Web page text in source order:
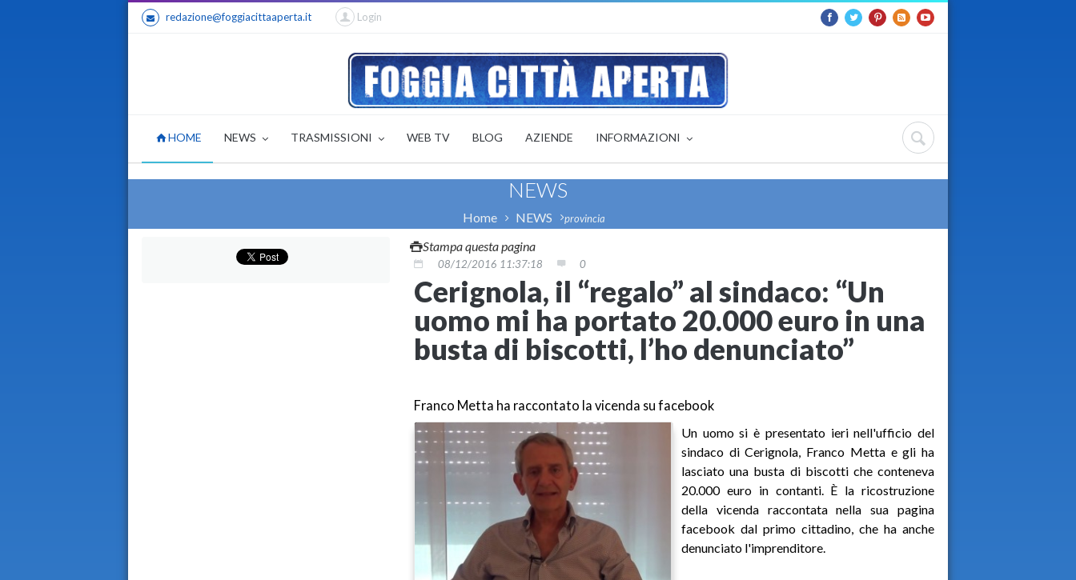
redazione@foggiacittaaperta.it Login
HOME NEWS TRASMISSIONI WEB TV BLOG AZIENDE INFORMAZIONI
NEWS
Home NEWS provincia
Stampa questa pagina
08/12/2016 11:37:18 0
Cerignola, il “regalo” al sindaco: “Un
uomo mi ha portato 20.000 euro in una
busta di biscotti, l’ho denunciato”
Franco Metta ha raccontato la vicenda su facebook
Un uomo si è presentato ieri nell'ufficio del
sindaco di Cerignola, Franco Metta e gli ha
lasciato una busta di biscotti che conteneva
20.000 euro in contanti. È la ricostruzione
della vicenda raccontata nella sua pagina
facebook dal primo cittadino, che ha anche
denunciato l'imprenditore.